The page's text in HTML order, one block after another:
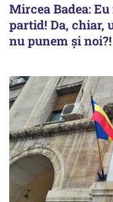
Mircea Badea:
partid! Da, chiar,
nu punem și noi?!